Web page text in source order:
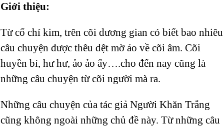
Giới thiệu:
Từ cổ chí kim, trên cõi dương gian có biết bao nhiêu
câu chuyện được thêu dệt mờ ảo về cõi âm. Cõi
huyền bí, hư hư, ảo ảo ấy….cho đến nay cũng là
những câu chuyện từ cõi người mà ra.
Những câu chuyện của tác giả Người Khăn Trắng
cũng không ngoài những chủ đề này. Từ những câu